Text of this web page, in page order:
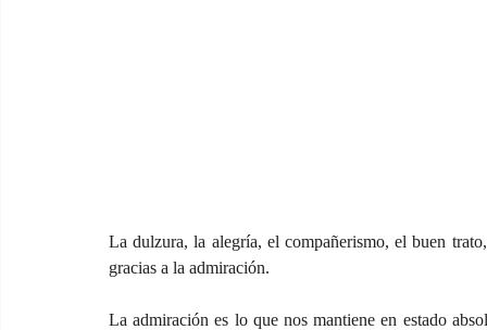
La dulzura, la alegría, el compañerismo, el buen
gracias a la admiración.
La admiración es lo que nos mantiene en estado